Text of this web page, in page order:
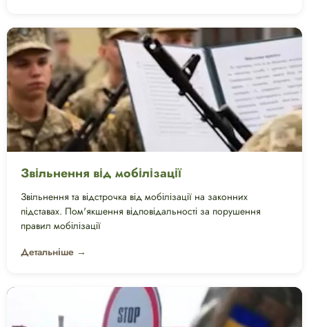
Звільнення від мобілізації
Звільнення та відстрочка від мобілізації на законних
підставах. Пом'якшення відповідальності за порушення
правил мобілізації
Детальніше →